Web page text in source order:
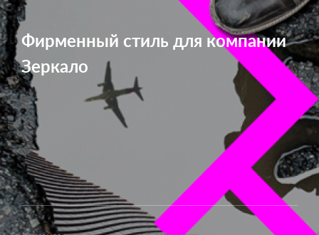
Фирменный стиль для компании
Зеркало